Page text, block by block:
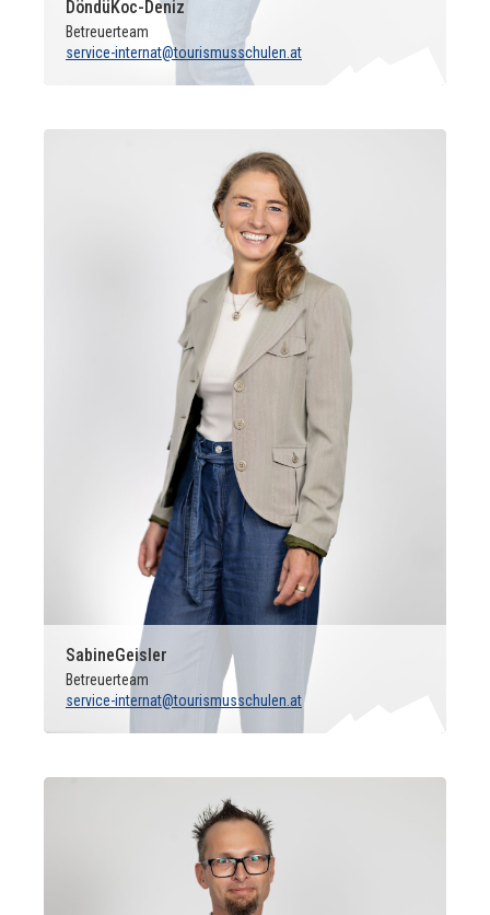
DöndüKoc-Deniz
Betreuerteam
service-internat@tourismusschulen.at
SabineGeisler
Betreuerteam
service-internat@tourismusschulen.at